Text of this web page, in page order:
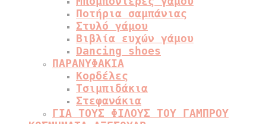
Ποτήρια σαμπάνιας
Στυλό γάμου
Βιβλία ευχών γάμου
Dancing shoes
ΠΑΡΑΝΥΦΑΚΙΑ
Κορδέλες
Τσιμπιδάκια
Στεφανάκια
ΓΙΑ ΤΟΥΣ ΦΙΛΟΥΣ ΤΟΥ ΓΑΜΠΡΟΥ